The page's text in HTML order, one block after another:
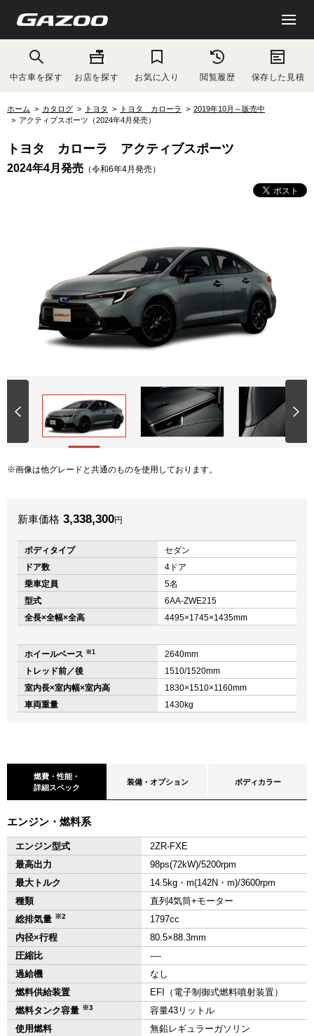
中古車を探す お店を探す お気に入り 閲覧履歴 保存した見積
ホーム カタログ トヨタ トヨタ カローラ
2019年10月～販売中
アクティブスポーツ（2024年4月発売）
トヨタ カローラ アクティブスポーツ
2024年4月発売 （令和6年4月発売）
画像は他グレードと共通のものを使用しております。
新車価格 3,338,300円
ボディタイプ
セダン
ドア数
4ドア
乗車定員
5名
型式
6AA-ZWE215
全長×全幅×全高
4495×1745×1435mm
ホイールベース ※1
2640mm
トレッド前／後
1510/1520mm
室内長×室内幅×室内高
1830×1510×1160mm
車両重量
1430kg
燃費・性能・
詳細スペック
装備・オプション ボディカラー
エンジン・燃料系
エンジン型式
2ZR-FXE
最高出力
98ps(72kW)/5200rpm
最大トルク
14.5kg・m(142N・m)/3600rpm
種類
直列4気筒+モーター
総排気量 ※2
1797cc
内径×行程
80.5×88.3mm
圧縮比
‐‐‐‐
過給機
なし
燃料供給装置
EFI（電子制御式燃料噴射装置）
燃料タンク容量 ※3
容量43リットル
使用燃料
無鉛レギュラーガソリン